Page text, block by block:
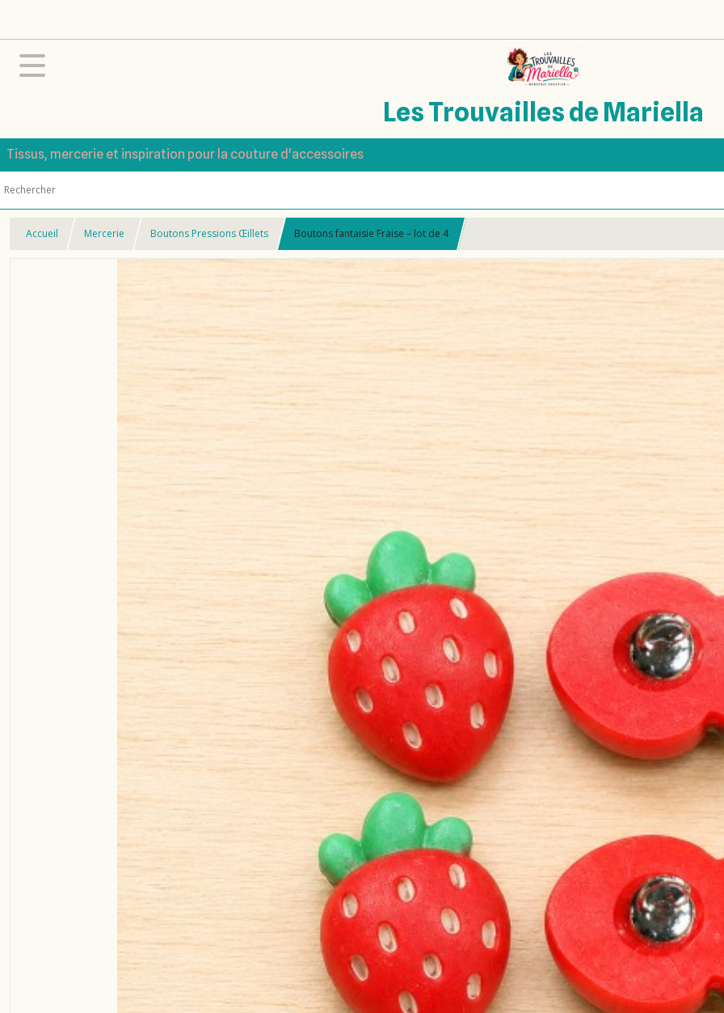
Les Trouvailles de Mariella
Tissus, mercerie et inspiration pour la couture d'accessoires
Accueil Mercerie Boutons Pressions Œillets Boutons fantaisie Fraise – lot de 4